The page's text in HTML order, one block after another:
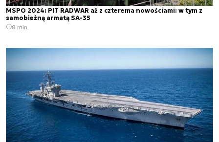
MSPO 2024: PIT RADWAR aż z czterema nowościami: w tym z
samobieżną armatą SA-35
8 min.